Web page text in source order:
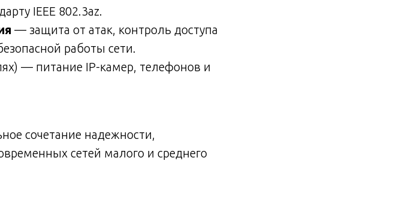
IEEE 802.3az.
— защита от атак, контроль доступа
работы сети.
— питание IP-камер, телефонов и
сочетание надежности,
сетей малого и среднего